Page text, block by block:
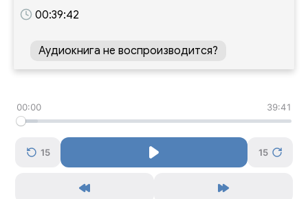
00:39:42
Аудиокнига не воспроизводится?
00:00 39:41
15 15